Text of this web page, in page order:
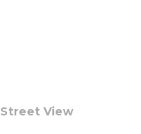
Street View